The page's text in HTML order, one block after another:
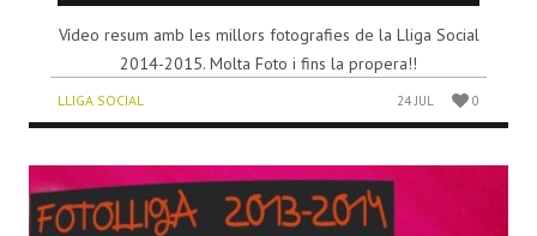
Vídeo resum amb les millors fotografies de la Lliga Social
2014-2015. Molta Foto i fins la propera!!
LLIGA SOCIAL 24 JUL 0